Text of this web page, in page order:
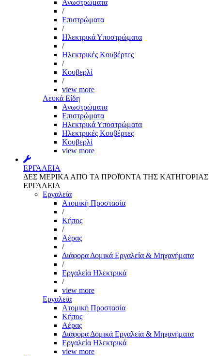
Ανωστρώματα
/
Επιστρώματα
/
Ηλεκτρικά Υποστρώματα
/
Ηλεκτρικές Κουβέρτες
/
Κουβερλί
/
view more
Λευκά Είδη
Ανωστρώματα
Επιστρώματα
Ηλεκτρικά Υποστρώματα
Ηλεκτρικές Κουβέρτες
Κουβερλί
view more
ΕΡΓΑΛΕΙΑ
ΔΕΣ ΜΕΡΙΚΑ ΑΠΌ ΤΑ ΠΡΟΪΌΝΤΑ ΤΗΣ ΚΑΤΗΓΟΡΙΑΣ
ΕΡΓΑΛΕΙΑ
Εργαλεία
Aτομική Προστασία
/
Kήπος
/
Αέρας
/
Διάφορα Δομικά Εργαλεία & Μηχανήματα
/
Εργαλεία Ηλεκτρικά
/
view more
Εργαλεία
Aτομική Προστασία
Kήπος
Αέρας
Διάφορα Δομικά Εργαλεία & Μηχανήματα
Εργαλεία Ηλεκτρικά
view more